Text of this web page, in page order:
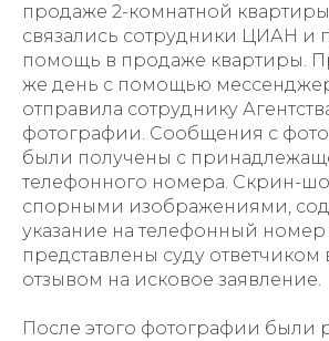
продаже 2-комнатной
связались сотрудники ЦИАН и
помощь в продаже квартиры.
же день с помощью
отправила сотруднику
фотографии. Сообщения с
были получены с
телефонного номера. Скрин-
спорными изображениями,
указание на телефонный номер
представлены суду ответчиком
отзывом на исковое заявление.
После этого фотографии были